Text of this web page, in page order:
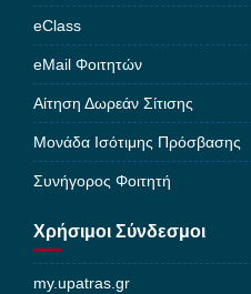
eClass
eMail Φοιτητών
Αίτηση Δωρεάν Σίτισης
Μονάδα Ισότιμης Πρόσβασης
Συνήγορος Φοιτητή
Χρήσιμοι Σύνδεσμοι
my.upatras.gr